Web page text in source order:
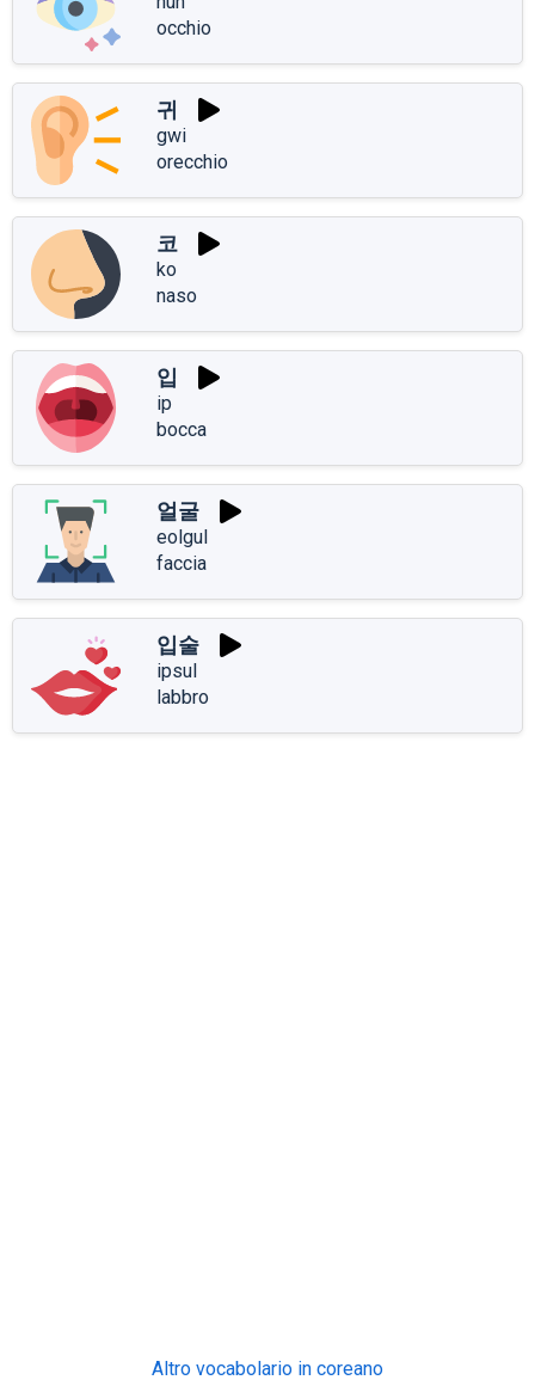
occhio
귀
gwi
orecchio
코
ko
naso
입
ip
bocca
얼굴
eolgul
faccia
입술
ipsul
labbro
Altro vocabolario in coreano